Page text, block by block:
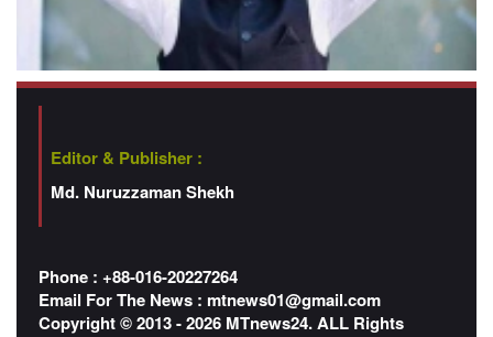
Editor & Publisher :
Md. Nuruzzaman Shekh
Phone : +88-016-20227264
Email For The News : mtnews01@gmail.com
Copyright © 2013 - 2026 MTnews24. ALL Rights